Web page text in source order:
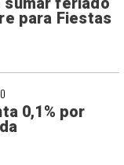
sumar feriado
para Fiestas
0,1% por